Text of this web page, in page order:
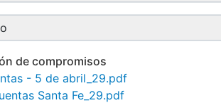
de compromisos
- 5 de abril_29.pdf
Santa Fe_29.pdf